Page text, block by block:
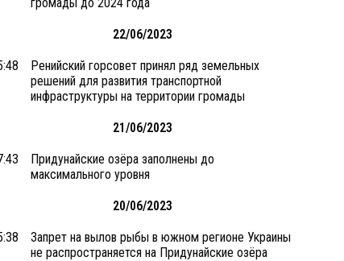
22/06/2023
Ренийский горсовет принял ряд земельных
решений для развития транспортной
инфраструктуры на территории громады
21/06/2023
Придунайские озёра заполнены до
максимального уровня
20/06/2023
Запрет на вылов рыбы в южном регионе Украины
не распространяется на Придунайские озёра